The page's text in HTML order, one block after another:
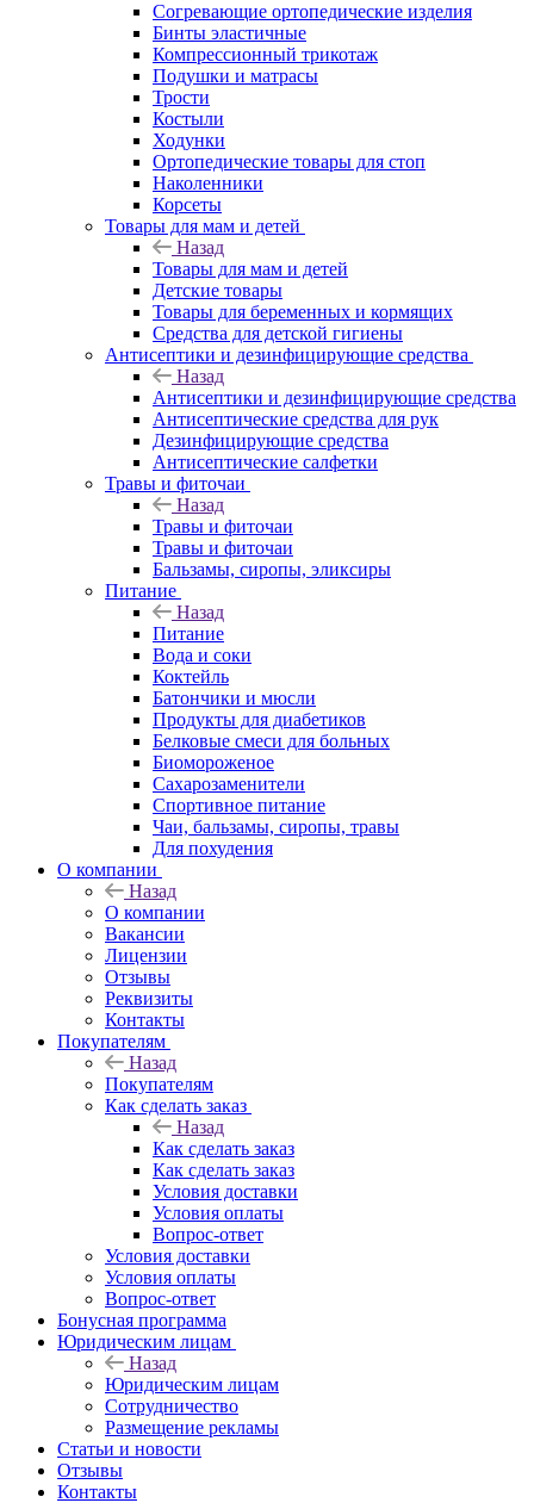
Согревающие ортопедические изделия
Бинты эластичные
Компрессионный трикотаж
Подушки и матрасы
Трости
Костыли
Ходунки
Ортопедические товары для стоп
Наколенники
Корсеты
Товары для мам и детей
Назад
Товары для мам и детей
Детские товары
Товары для беременных и кормящих
Средства для детской гигиены
Антисептики и дезинфицирующие средства
Назад
Антисептики и дезинфицирующие средства
Антисептические средства для рук
Дезинфицирующие средства
Антисептические салфетки
Травы и фиточаи
Назад
Травы и фиточаи
Травы и фиточаи
Бальзамы, сиропы, эликсиры
Питание
Назад
Питание
Вода и соки
Коктейль
Батончики и мюсли
Продукты для диабетиков
Белковые смеси для больных
Биомороженое
Сахарозаменители
Спортивное питание
Чаи, бальзамы, сиропы, травы
Для похудения
О компании
Назад
О компании
Вакансии
Лицензии
Отзывы
Реквизиты
Контакты
Покупателям
Назад
Покупателям
Как сделать заказ
Назад
Как сделать заказ
Как сделать заказ
Условия доставки
Условия оплаты
Вопрос-ответ
Условия доставки
Условия оплаты
Вопрос-ответ
Бонусная программа
Юридическим лицам
Назад
Юридическим лицам
Сотрудничество
Размещение рекламы
Статьи и новости
Отзывы
Контакты